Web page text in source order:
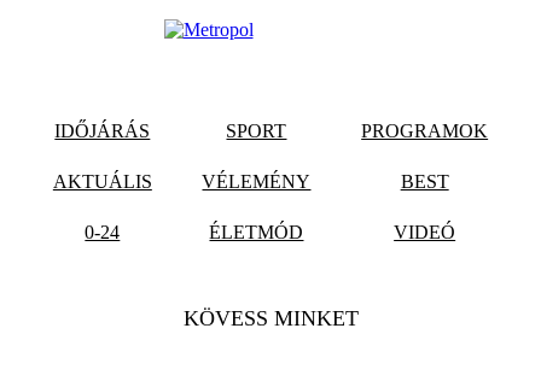
IDŐJÁRÁS SPORT PROGRAMOK
AKTUÁLIS VÉLEMÉNY BEST
0-24 ÉLETMÓD VIDEÓ
KÖVESS MINKET